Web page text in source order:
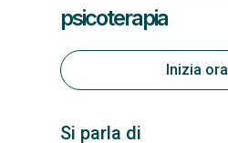
Si parla di
psicoterapia
Inizia ora